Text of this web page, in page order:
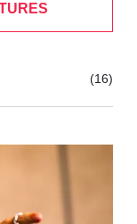
(16)